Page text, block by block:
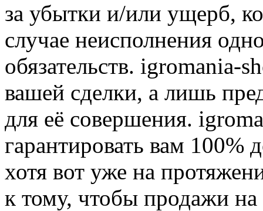
за убытки и/или ущерб,
случае неисполнения
обязательств. igromania-
вашей сделки, а лишь
для её совершения.
гарантировать вам 100%
хотя вот уже на
к тому, чтобы продажи